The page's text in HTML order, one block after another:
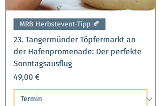
MRB Herbstevent-Tipp 🍂​
23. Tangermünder Töpfermarkt an
der Hafenpromenade: Der perfekte
Sonntagsausflug
Preis
49,00 €